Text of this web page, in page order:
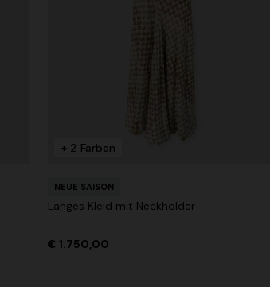
+ 2 Farben
NEUE SAISON
Langes Kleid mit Neckholder
€ 1.750,00